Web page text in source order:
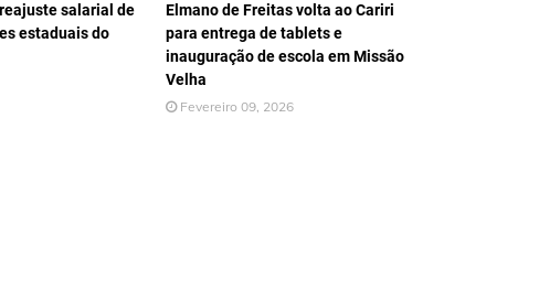
salarial de
estaduais do
Elmano de Freitas volta ao Cariri
para entrega de tablets e
inauguração de escola em Missão
Velha
Fevereiro 09, 2026